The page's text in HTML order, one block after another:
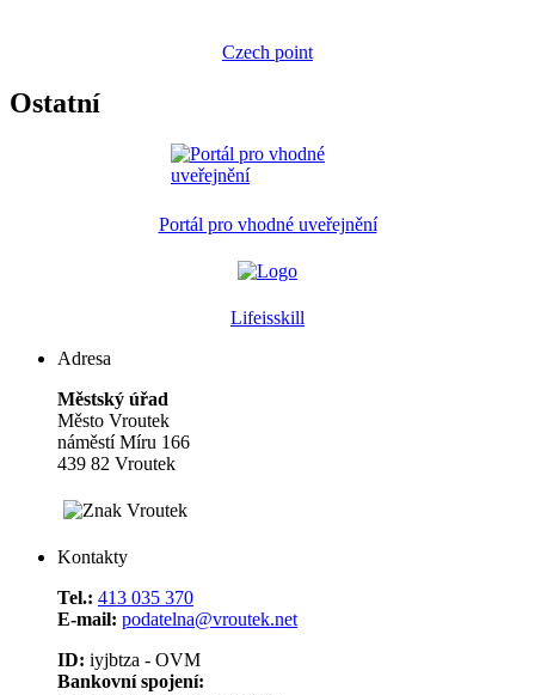
Czech point
Ostatní
Portál pro vhodné uveřejnění
Lifeisskill
Adresa
Městský úřad
Město Vroutek
náměstí Míru 166
439 82 Vroutek
Kontakty
Tel.: 413 035 370
E-mail: podatelna@vroutek.net
ID: iyjbtza - OVM
Bankovní spojení: